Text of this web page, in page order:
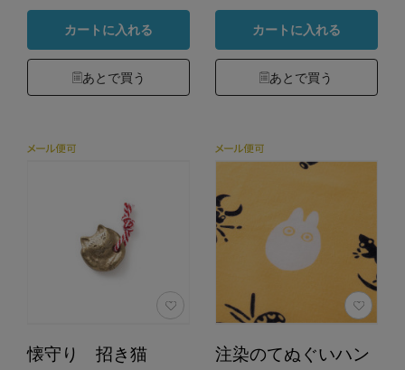
カートに入れる
あとで買う
カートに入れる
あとで買う
懐守り 招き猫
注染のてぬぐいハン